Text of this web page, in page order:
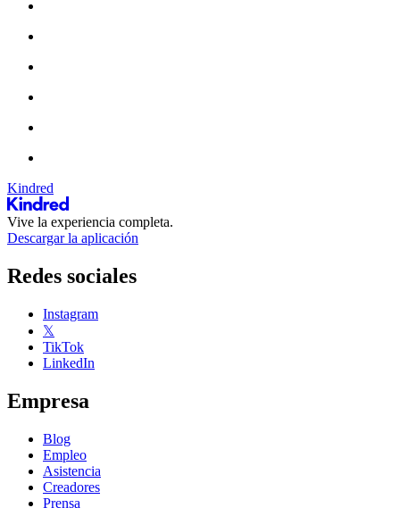
Kindred
Vive la experiencia completa.
Descargar la aplicación
Redes sociales
Instagram
𝕏
TikTok
LinkedIn
Empresa
Blog
Empleo
Asistencia
Creadores
Prensa